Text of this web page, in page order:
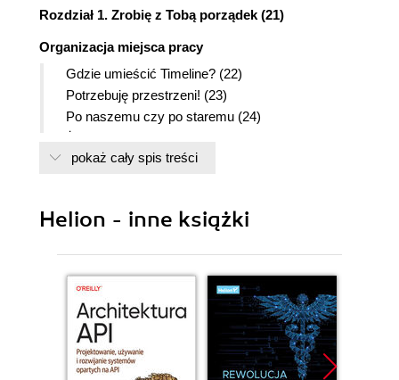
Rozdział 1. Zrobię z Tobą porządek (21)
Organizacja miejsca pracy
Gdzie umieścić Timeline? (22)
Potrzebuję przestrzeni! (23)
Po naszemu czy po staremu (24)
Zwijane elementy (25)
Biblioteka się panoszy (27)
Porównywanie sąsiadów (29)
Efekt kaskadowy (30)
Szybkie wyświetlanie dokumentów (30)
Dokowanie i uwalnianie (31)
Coś znajomego (31)
pokaż cały spis treści
Helion - inne książki